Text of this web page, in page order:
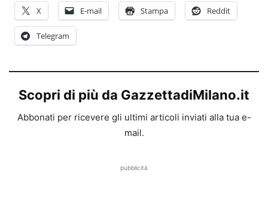
X E-mail Stampa Reddit
Telegram
Scopri di più da GazzettadiMilano.it
Abbonati per ricevere gli ultimi articoli inviati alla tua e-
mail.
pubblicità